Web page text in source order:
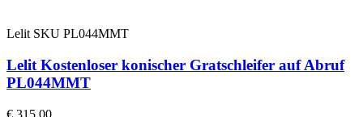
Lelit SKU PL044MMT
Lelit Kostenloser konischer Gratschleifer auf Abruf
PL044MMT
€ 315.00